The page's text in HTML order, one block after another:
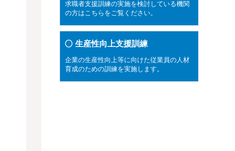
求職者支援訓練の実施を検討している機関
の方はこちらをご覧ください。
生産性向上支援訓練
企業の生産性向上等に向けた従業員の人材
育成のための訓練を実施します。